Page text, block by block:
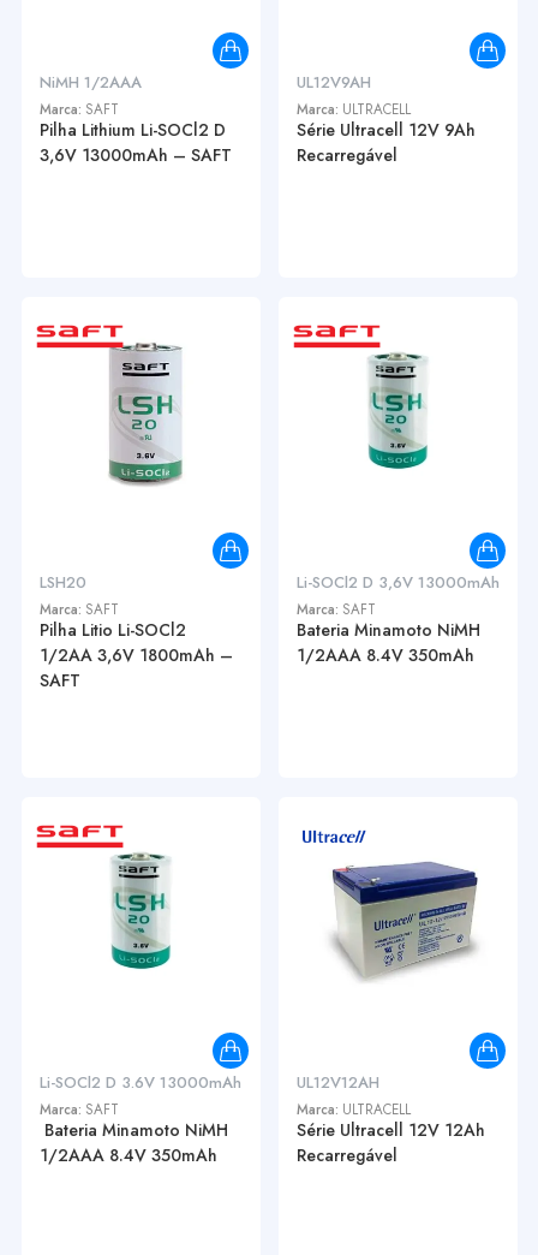
NiMH 1/2AAA
Marca: SAFT
Pilha Lithium Li-SOCl2 D
3,6V 13000mAh – SAFT
UL12V9AH
Marca: ULTRACELL
Série Ultracell 12V 9Ah
Recarregável
LSH20
Marca: SAFT
Pilha Litio Li-SOCl2
1/2AA 3,6V 1800mAh –
SAFT
Li-SOCl2 D 3,6V 13000mAh
Marca: SAFT
Bateria Minamoto NiMH
1/2AAA 8.4V 350mAh
Li-SOCl2 D 3.6V 13000mAh
Marca: SAFT
Bateria Minamoto NiMH
1/2AAA 8.4V 350mAh
UL12V12AH
Marca: ULTRACELL
Série Ultracell 12V 12Ah
Recarregável